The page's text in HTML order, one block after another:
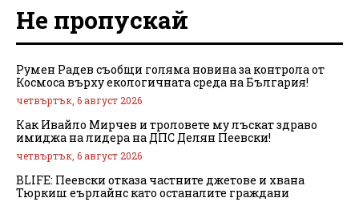
Не пропускай
Румен Радев съобщи голяма новина за контрола от
Космоса върху екологичната среда на България!
четвъртък, 6 август 2026
Как Ивайло Мирчев и троловете му лъскат здраво
имиджа на лидера на ДПС Делян Пеевски!
четвъртък, 6 август 2026
BLIFE: Пеевски отказа частните джетове и хвана
Тюркиш еърлайнс като останалите граждани